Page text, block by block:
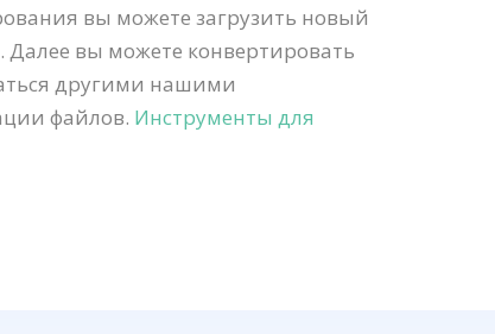
вы можете загрузить новый
вы можете конвертировать
другими нашими
файлов. Инструменты для